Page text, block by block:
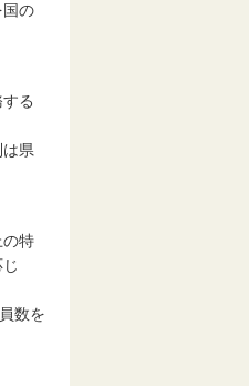
国の
る
県
の特
数を